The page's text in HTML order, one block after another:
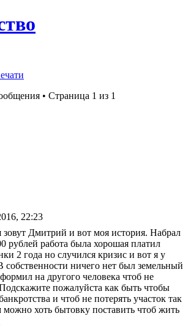
• Страница 1 из 1
22:23
Дмитрий и вот моя история. Набрал
рублей работа была хорошая платил
2 года но случился кризис и вот я у
собственности ничего нет был земельный
на другого человека чтоб не
пожалуйста как быть чтобы
и чтоб не потерять участок так
можно хоть бытовку поставить чтоб жить